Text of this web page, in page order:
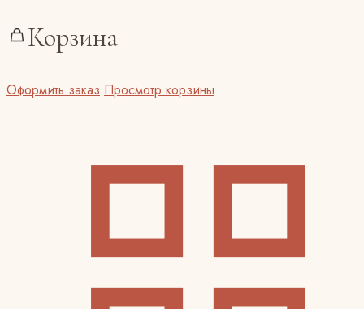
Корзина
Оформить заказ Просмотр корзины